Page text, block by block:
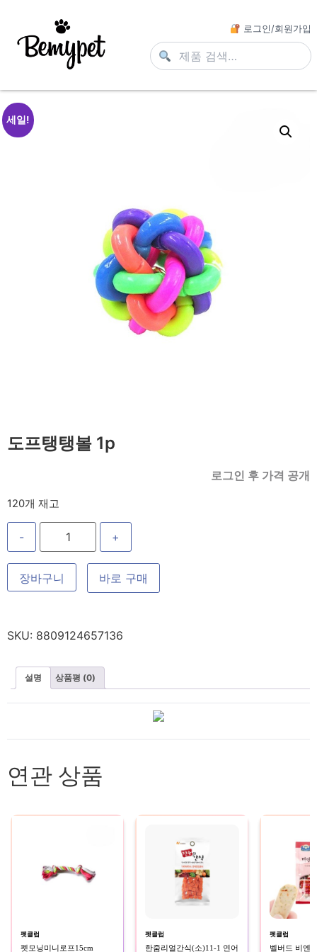
로그인/회원가입
세일!
도프탱탱볼 1p
로그인 후 가격 공개
120개 재고
- +
장바구니 바로 구매
SKU: 8809124657136
설명 상품평 (0)
연관 상품
펫클럽
펫모닝미니로프15cm
펫클럽
한줌리얼간식(소)11-1 연어
펫클럽
벨버드 비엔